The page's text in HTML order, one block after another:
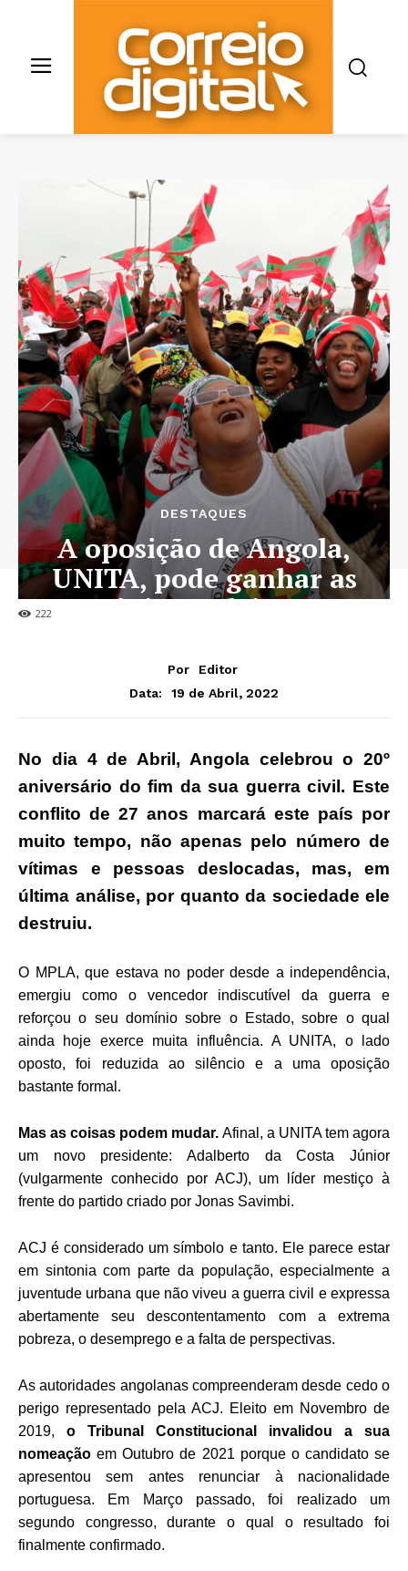
222
DESTAQUES
A oposição de Angola,
UNITA, pode ganhar as
próximas eleições?
Por
Editor
Data:
19 de Abril, 2022
No dia 4 de Abril, Angola celebrou o 20º
aniversário do fim da sua guerra civil. Este
conflito de 27 anos marcará este país por
muito tempo, não apenas pelo número de
vítimas e pessoas deslocadas, mas, em
última análise, por quanto da sociedade ele
destruiu.
O MPLA, que estava no poder desde a independência,
emergiu como o vencedor indiscutível da guerra e
reforçou o seu domínio sobre o Estado, sobre o qual
ainda hoje exerce muita influência. A UNITA, o lado
oposto, foi reduzida ao silêncio e a uma oposição
bastante formal.
Mas as coisas podem mudar. Afinal, a UNITA tem agora
um novo presidente: Adalberto da Costa Júnior
(vulgarmente conhecido por ACJ), um líder mestiço à
frente do partido criado por Jonas Savimbi.
ACJ é considerado um símbolo e tanto. Ele parece estar
em sintonia com parte da população, especialmente a
juventude urbana que não viveu a guerra civil e expressa
abertamente seu descontentamento com a extrema
pobreza, o desemprego e a falta de perspectivas.
As autoridades angolanas compreenderam desde cedo o
perigo representado pela ACJ. Eleito em Novembro de
2019, o Tribunal Constitucional invalidou a sua
nomeação em Outubro de 2021 porque o candidato se
apresentou sem antes renunciar à nacionalidade
portuguesa. Em Março passado, foi realizado um
segundo congresso, durante o qual o resultado foi
finalmente confirmado.